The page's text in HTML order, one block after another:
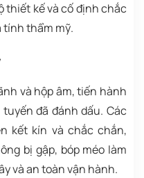
thiết kế và cố định chắc
tính thẩm mỹ.
và hộp âm, tiến hành
đã đánh dấu. Các
kết kín và chắc chắn,
bị gập, bóp méo làm
và an toàn vận hành.